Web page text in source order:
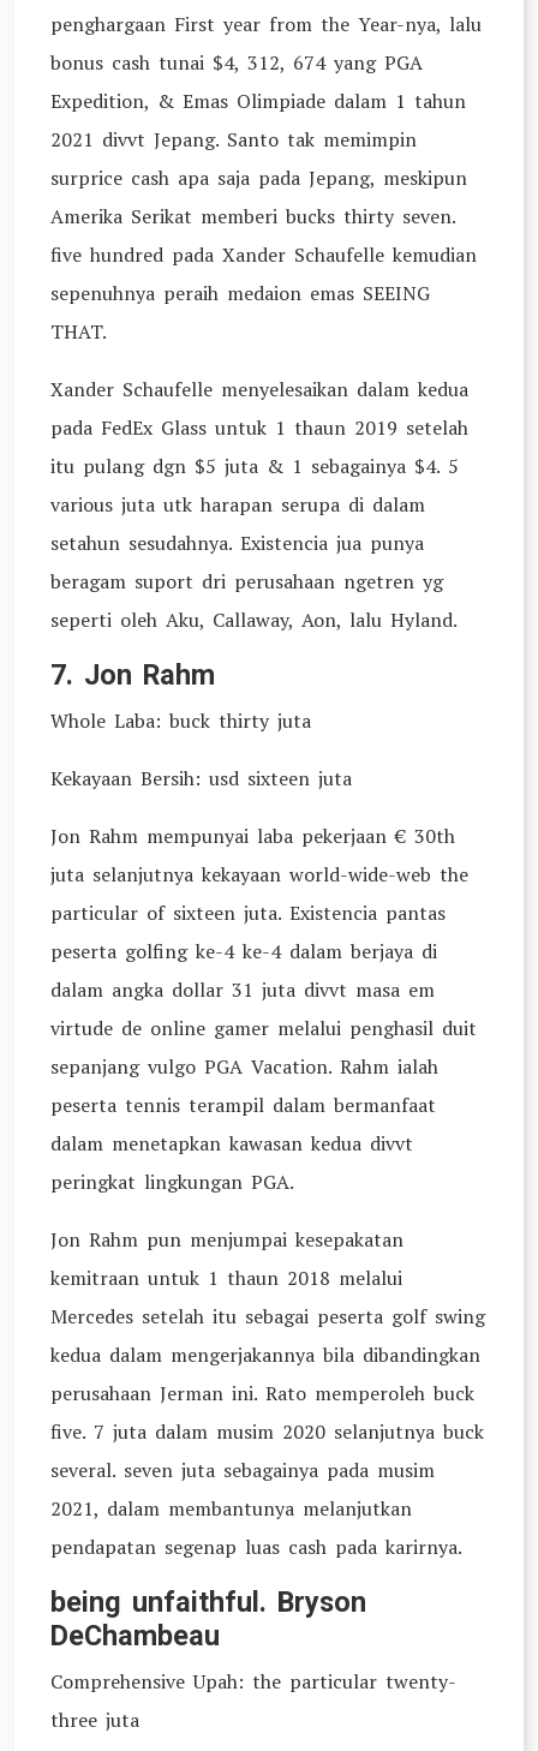
penghargaan First year from the Year-nya, lalu
bonus cash tunai $4, 312, 674 yang PGA
Expedition, & Emas Olimpiade dalam 1 tahun
2021 divvt Jepang. Santo tak memimpin
surprice cash apa saja pada Jepang, meskipun
Amerika Serikat memberi bucks thirty seven.
five hundred pada Xander Schaufelle kemudian
sepenuhnya peraih medaion emas SEEING
THAT.
Xander Schaufelle menyelesaikan dalam kedua
pada FedEx Glass untuk 1 thaun 2019 setelah
itu pulang dgn $5 juta & 1 sebagainya $4. 5
various juta utk harapan serupa di dalam
setahun sesudahnya. Existencia jua punya
beragam suport dri perusahaan ngetren yg
seperti oleh Aku, Callaway, Aon, lalu Hyland.
7. Jon Rahm
Whole Laba: buck thirty juta
Kekayaan Bersih: usd sixteen juta
Jon Rahm mempunyai laba pekerjaan € 30th
juta selanjutnya kekayaan world-wide-web the
particular of sixteen juta. Existencia pantas
peserta golfing ke-4 ke-4 dalam berjaya di
dalam angka dollar 31 juta divvt masa em
virtude de online gamer melalui penghasil duit
sepanjang vulgo PGA Vacation. Rahm ialah
peserta tennis terampil dalam bermanfaat
dalam menetapkan kawasan kedua divvt
peringkat lingkungan PGA.
Jon Rahm pun menjumpai kesepakatan
kemitraan untuk 1 thaun 2018 melalui
Mercedes setelah itu sebagai peserta golf swing
kedua dalam mengerjakannya bila dibandingkan
perusahaan Jerman ini. Rato memperoleh buck
five. 7 juta dalam musim 2020 selanjutnya buck
several. seven juta sebagainya pada musim
2021, dalam membantunya melanjutkan
pendapatan segenap luas cash pada karirnya.
being unfaithful. Bryson
DeChambeau
Comprehensive Upah: the particular twenty-
three juta